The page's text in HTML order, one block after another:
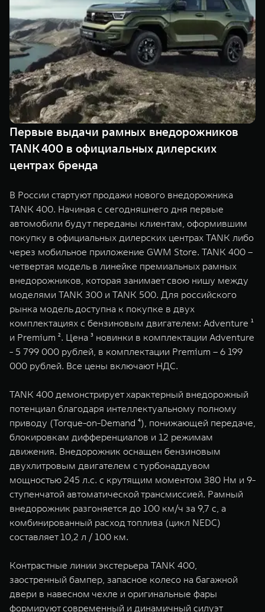
TANK 500
Веди за собой
от 6 499 000 ₽
TANK 700
Сила
от 10 199
WEY 07
Расширяя границы комфорта
от 6 149 000 ₽
WEY 05
Эстетика
WEY 80
Масштаб возможностей
от 6 449 000 ₽
WEY 80
TANK Финансы
Корпоративным клиентам
TANK ФИНАНСЫ
TANK Кредит
TANK Лизинг
TANK Страхование
Сервис
Специальные предложения
Моторные масла
ЦИФРОВЫЕ СЕРВИСЫ TANK
Цифровые сервисы TANK
Подписки
Первые выдачи рамных внедорожников
TANK 400 в официальных дилерских
центрах бренда
В России стартуют продажи нового внедорожника
TANK 400. Начиная с сегодняшнего дня первые
автомобили будут переданы клиентам, оформившим
покупку в официальных дилерских центрах TANK либо
через мобильное приложение GWM Store. TANK 400 –
четвертая модель в линейке премиальных рамных
внедорожников, которая занимает свою нишу между
моделями TANK 300 и TANK 500. Для российского
рынка модель доступна к покупке в двух
комплектациях с бензиновым двигателем: Adventure ¹
и Premium ². Цена ³ новинки в комплектации Adventure
- 5 799 000 рублей, в комплектации Premium – 6 199
000 рублей. Все цены включают НДС.
TANK 400 демонстрирует характерный внедорожный
потенциал благодаря интеллектуальному полному
приводу (Torque-on-Demand ⁴), понижающей передаче,
блокировкам дифференциалов и 12 режимам
движения. Внедорожник оснащен бензиновым
двухлитровым двигателем с турбонаддувом
мощностью 245 л.с. с крутящим моментом 380 Нм и 9-
ступенчатой автоматической трансмиссией. Рамный
внедорожник разгоняется до 100 км/ч за 9,7 с, а
комбинированный расход топлива (цикл NEDC)
составляет 10,2 л / 100 км.
Контрастные линии экстерьера TANK 400,
заостренный бампер, запасное колесо на багажной
двери в навесном чехле и оригинальные фары
формируют современный и динамичный силуэт